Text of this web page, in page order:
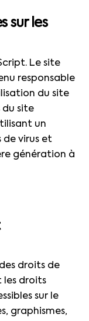
sur les
Le site
responsable
du site
du site
un
virus et
génération à
droits de
droits
sur le
graphismes,